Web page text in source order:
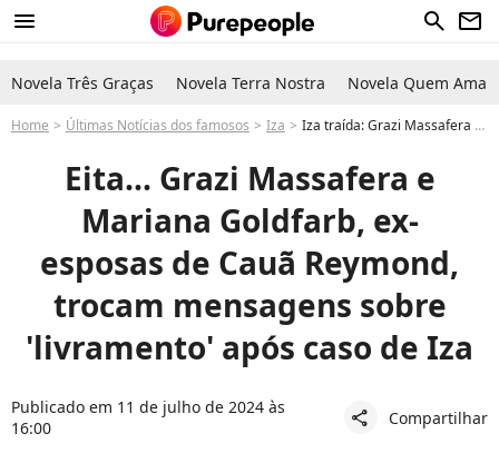
menu search newsletter
Novela Três Graças Novela Terra Nostra Novela Quem Ama
Home Últimas Notícias dos famosos Iza Iza traída: Grazi Massafera e Mariana Goldfarb, ex-esposas de Cauã Reymond, chamam atenção com mensagem
Eita... Grazi Massafera e
Mariana Goldfarb, ex-
esposas de Cauã Reymond,
trocam mensagens sobre
'livramento' após caso de Iza
Publicado em 11 de julho de 2024 às
16:00
share Compartilhar